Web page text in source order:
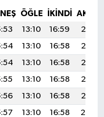
ÖĞLE İKINDI
13:10 16:59
20:18
13:10 16:58
20:17
13:10 16:58
20:17
13:10 16:58
20:16
13:10 16:58
20:15
13:10 16:58
20:14